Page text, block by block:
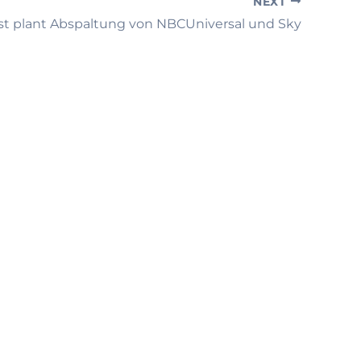
plant Abspaltung von NBCUniversal und Sky